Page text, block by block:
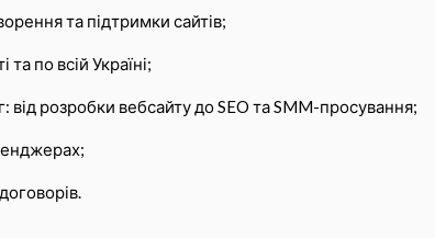
та підтримки сайтів;
по всій Україні;
розробки вебсайту до SEO та SMM-просування;